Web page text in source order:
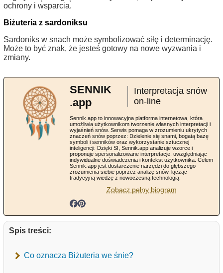
ochrony i wsparcia.
Biżuteria z sardoniksu
Sardoniks w snach może symbolizować siłę i determinację.
Może to być znak, że jesteś gotowy na nowe wyzwania i
zmiany.
SENNIK
.app
Interpretacja snów
on-line
Sennik.app to innowacyjna platforma internetowa, która
umożliwia użytkownikom tworzenie własnych interpretacji i
wyjaśnień snów. Serwis pomaga w zrozumieniu ukrytych
znaczeń snów poprzez: Dzielenie się snami, bogatą bazę
symboli i senników oraz wykorzystanie sztucznej
inteligencji: Dzięki SI, Sennik.app analizuje wzorce i
proponuje spersonalizowane interpretacje, uwzględniając
indywidualne doświadczenia i kontekst użytkownika. Celem
Sennik.app jest dostarczenie narzędzi do głębszego
zrozumienia siebie poprzez analizę snów, łącząc
tradycyjną wiedzę z nowoczesną technologią.
Zobacz pełny biogram
Spis treści:
Co oznacza Biżuteria we śnie?